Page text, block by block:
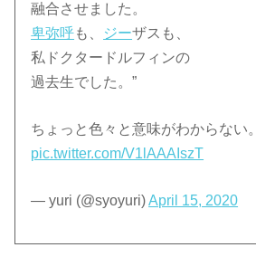
融合させました。
卑弥呼も、 ジーザスも、
私ドクタードルフィンの
過去生でした。”
ちょっと色々と意味がわからない。
pic.twitter.com/V1lAAAIszT
— yuri (@syoyuri)April 15, 2020